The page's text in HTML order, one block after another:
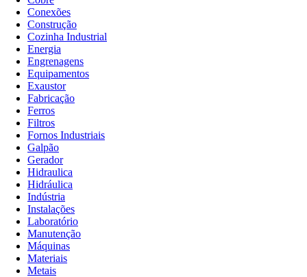
Conexões
Construção
Cozinha Industrial
Energia
Engrenagens
Equipamentos
Exaustor
Fabricação
Ferros
Filtros
Fornos Industriais
Galpão
Gerador
Hidraulica
Hidráulica
Indústria
Instalações
Laboratório
Manutenção
Máquinas
Materiais
Metais